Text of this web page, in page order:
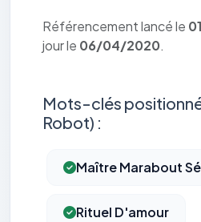
Référencement lancé le
jour le 06/04/2020.
Mots-clés
Robot) :
Maître Marabout
Rituel D'amour